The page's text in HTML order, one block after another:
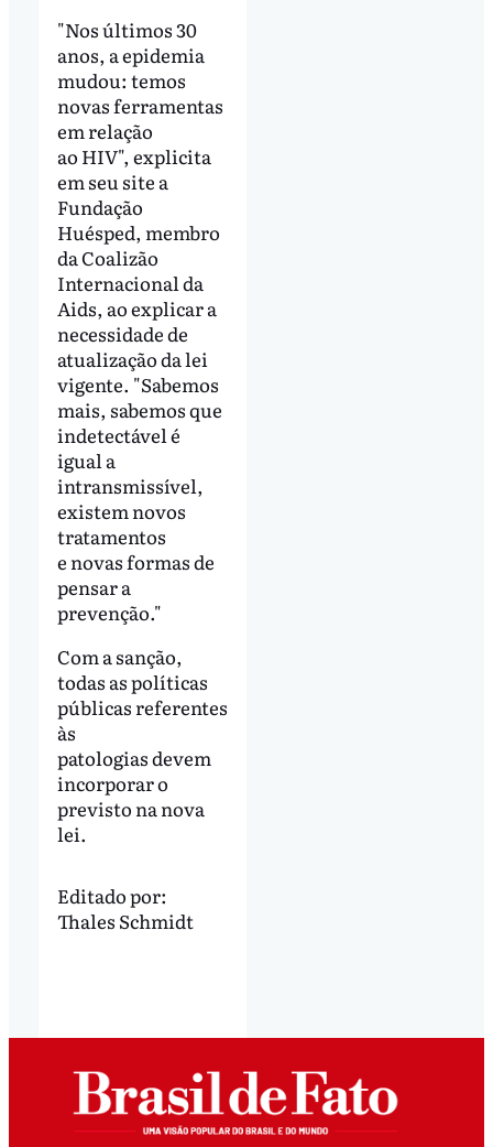
"Nos últimos 30
anos, a epidemia
mudou: temos
novas ferramentas
em relação
ao HIV", explicita
em seu site a
Fundação
Huésped, membro
da Coalizão
Internacional da
Aids, ao explicar a
necessidade de
atualização da lei
vigente. "Sabemos
mais, sabemos que
indetectável é
igual a
intransmissível,
existem novos
tratamentos
e novas formas de
pensar a
prevenção."
Com a sanção,
todas as políticas
públicas referentes
às
patologias devem
incorporar o
previsto na nova
lei.
Editado por:
Thales Schmidt